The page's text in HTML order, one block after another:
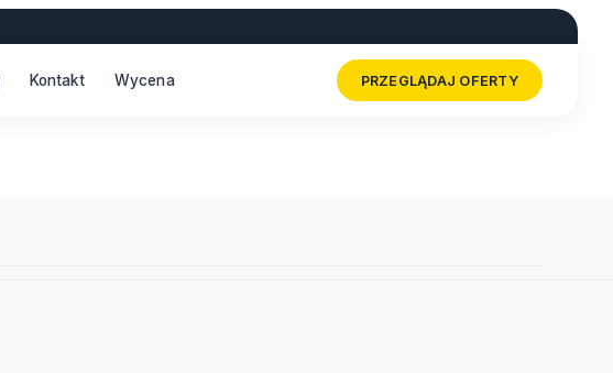
Kontakt Wycena PRZEGLĄDAJ OFERTY